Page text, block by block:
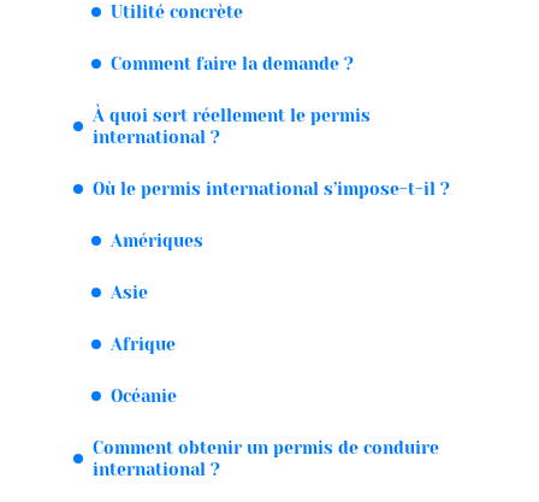
Utilité concrète
Comment faire la demande ?
À quoi sert réellement le permis
international ?
Où le permis international s’impose-t-il ?
Amériques
Asie
Afrique
Océanie
Comment obtenir un permis de conduire
international ?